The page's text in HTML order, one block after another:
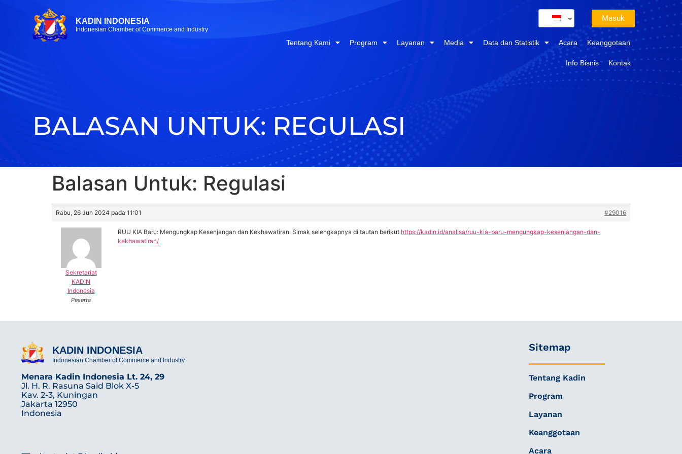
KADIN INDONESIA
Indonesian Chamber of Commerce and Industry
Masuk
Tentang Kami Program Layanan Media Data dan Statistik Acara Keanggotaan
Info Bisnis Kontak
BALASAN UNTUK: REGULASI
Balasan Untuk: Regulasi
Rabu, 26 Jun 2024 pada 11:01 #29016
Sekretariat
KADIN
Indonesia
Peserta
RUU KIA Baru: Mengungkap Kesenjangan dan Kekhawatiran. Simak selengkapnya di tautan berikut https://kadin.id/analisa/ruu-kia-baru-mengungkap-kesenjangan-dan-
kekhawatiran/
KADIN INDONESIA
Indonesian Chamber of Commerce and Industry
Menara Kadin Indonesia Lt. 24, 29
Jl. H. R. Rasuna Said Blok X-5
Kav. 2-3, Kuningan
Jakarta 12950
Indonesia
Sitemap
Tentang Kadin
Program
Layanan
Keanggotaan
Acara